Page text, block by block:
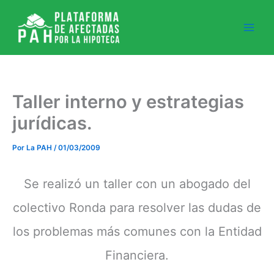
contenido
Taller interno y estrategias
jurídicas.
Por La PAH /01/03/2009
Se realizó un taller con un abogado del
colectivo Ronda para resolver las dudas de
los problemas más comunes con la Entidad
Financiera.